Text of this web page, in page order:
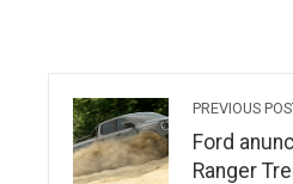
PREVIOUS
Ford
Ranger